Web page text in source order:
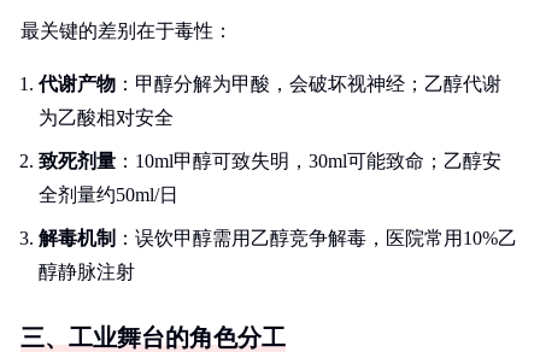
最关键的差别在于毒性：
代谢产物 ：甲醇分解为甲酸，会破坏视神经；乙醇代谢
为乙酸相对安全
致死剂量 ：10ml甲醇可致失明，30ml可能致命；乙醇安
全剂量约50ml/日
解毒机制 ：误饮甲醇需用乙醇竞争解毒，医院常用10%乙
醇静脉注射
三、工业舞台的角色分工